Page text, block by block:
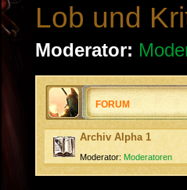
Lob und
Moderator:
FORUM
Archiv Alpha 1
Moderator: Moderatoren